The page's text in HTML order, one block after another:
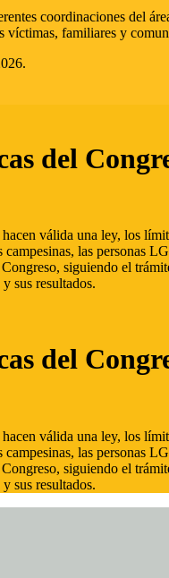
coordinaciones del
familiares y
del
válida una ley, los
las personas
siguiendo el
sus resultados.
del
válida una ley, los
las personas
siguiendo el
sus resultados.